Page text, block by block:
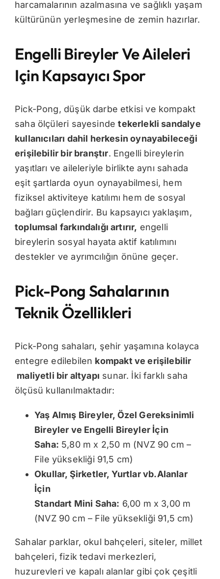
harcamalarının azalmasına ve sağlıklı yaşam
kültürünün yerleşmesine de zemin hazırlar.
Engelli Bireyler Ve Aileleri
Için Kapsayıcı Spor
Pick-Pong, düşük darbe etkisi ve kompakt
saha ölçüleri sayesindetekerlekli sandalye
kullanıcıları dahil herkesin oynayabileceği
erişilebilir bir branştır. Engelli bireylerin
yaşıtları ve aileleriyle birlikte aynı sahada
eşit şartlarda oyun oynayabilmesi, hem
fiziksel aktiviteye katılımı hem de sosyal
bağları güçlendirir. Bu kapsayıcı yaklaşım,
toplumsal farkındalığı artırır, engelli
bireylerin sosyal hayata aktif katılımını
destekler ve ayrımcılığın önüne geçer.
Pick-Pong Sahalarının
Teknik Özellikleri
Pick-Pong sahaları, şehir yaşamına kolayca
entegre edilebilen kompakt ve erişilebilir
maliyetli bir altyapı sunar. İki farklı saha
ölçüsü kullanılmaktadır:
Yaş Almış Bireyler, Özel Gereksinimli
Bireyler ve Engelli Bireyler İçin
Saha: 5,80 m x 2,50 m (NVZ 90 cm –
File yüksekliği 91,5 cm)
Okullar, Şirketler, Yurtlar vb.Alanlar
İçin
Standart Mini Saha: 6,00 m x 3,00 m
(NVZ 90 cm – File yüksekliği 91,5 cm)
Sahalar parklar, okul bahçeleri, siteler, millet
bahçeleri, fizik tedavi merkezleri,
huzurevleri ve kapalı alanlar gibi çok çeşitli